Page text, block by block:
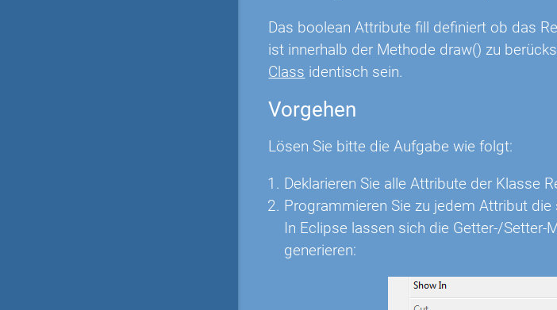
Das boolean Attribute fill definiert ob das
ist innerhalb der Methode draw() zu
Class identisch sein.
Vorgehen
Lösen Sie bitte die Aufgabe wie folgt:
Deklarieren Sie alle Attribute der Klasse
Programmieren Sie zu jedem Attribut
In Eclipse lassen sich die Getter-/Setter-
generieren: